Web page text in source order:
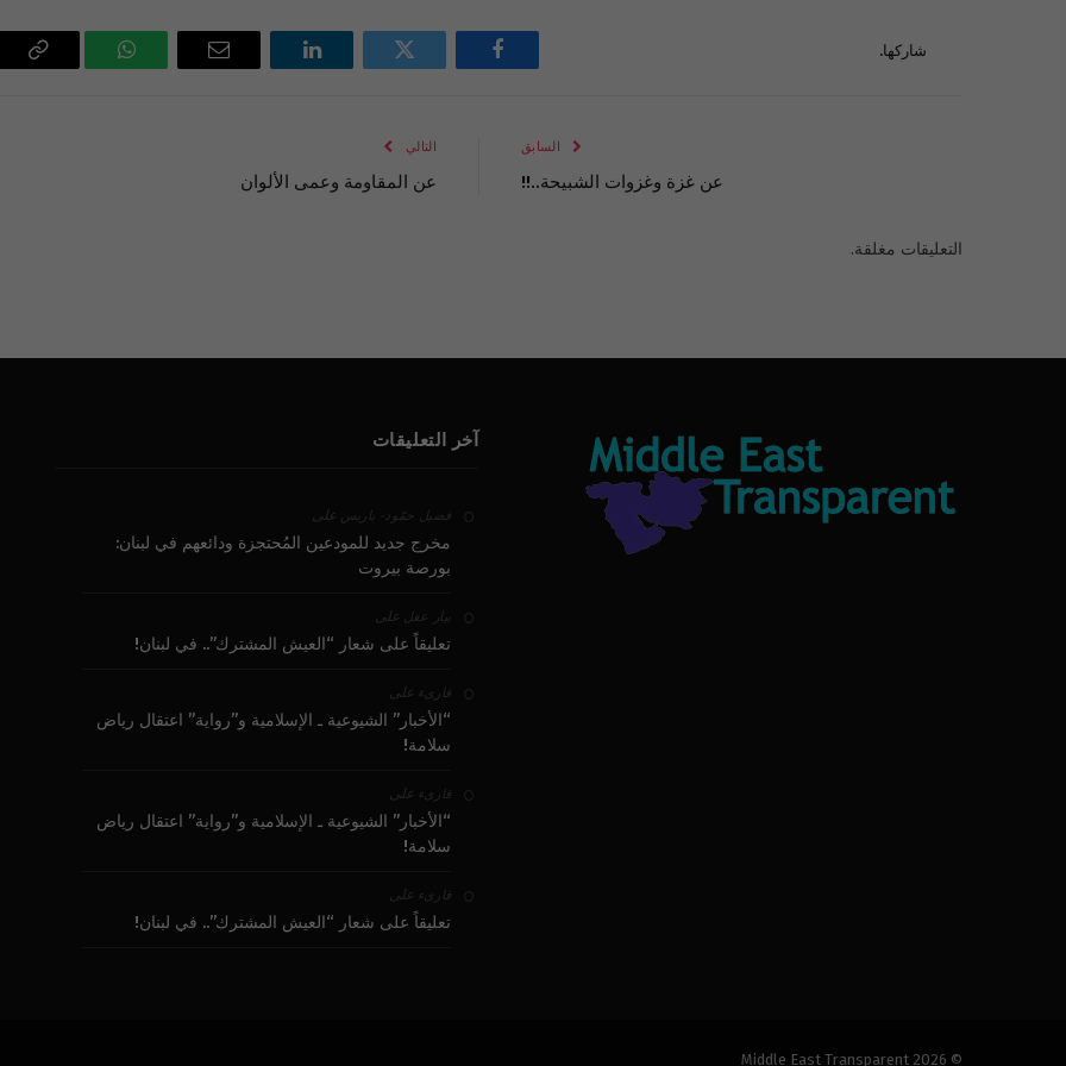
شاركها.
فيسبوك تويتر لينكدإن
البريد
واتساب
السابق
عن غزة وغزوات الشبيحة..!!
التالي
عن المقاومة وعمى الألوان
التعليقات مغلقة.
آخر التعليقات
فضيل حمّود - باريس على
مخرج جديد للمودعين المُحتجزة ودائعهم في لبنان:
بورصة بيروت
بيار عقل على
تعليقاً على شعار “العيش المشترك”.. في لبنان!
قارىء على
“الأخبار” الشيوعية ـ الإسلامية و”رواية” اعتقال رياض
سلامة!
قارىء على
“الأخبار” الشيوعية ـ الإسلامية و”رواية” اعتقال رياض
سلامة!
قارىء على
تعليقاً على شعار “العيش المشترك”.. في لبنان!
© 2026 Middle East Transparent